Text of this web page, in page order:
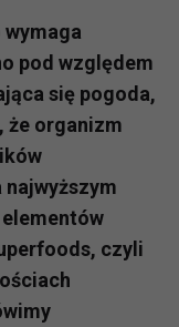
wymaga
pod względem
się pogoda,
że organizm
czyli